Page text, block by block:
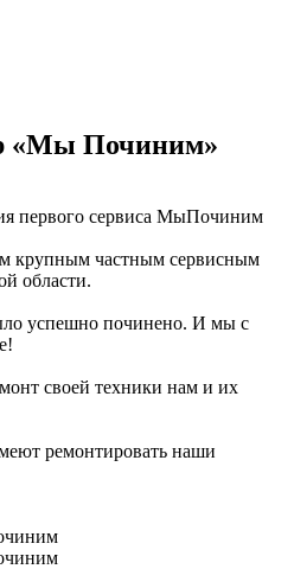
«Мы Починим»
первого сервиса МыПочиним
крупным частным сервисным
области.
успешно починено. И мы с
своей техники нам и их
ремонтировать наши